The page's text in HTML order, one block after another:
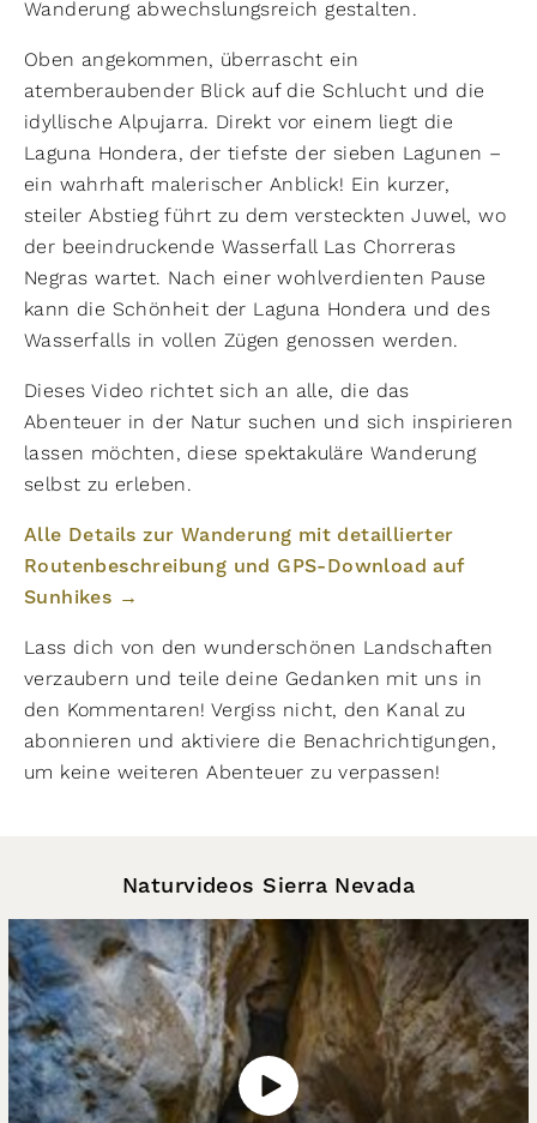
Wanderung abwechslungsreich gestalten.
Oben angekommen, überrascht ein
atemberaubender Blick auf die Schlucht und die
idyllische Alpujarra. Direkt vor einem liegt die
Laguna Hondera, der tiefste der sieben Lagunen –
ein wahrhaft malerischer Anblick! Ein kurzer,
steiler Abstieg führt zu dem versteckten Juwel, wo
der beeindruckende Wasserfall Las Chorreras
Negras wartet. Nach einer wohlverdienten Pause
kann die Schönheit der Laguna Hondera und des
Wasserfalls in vollen Zügen genossen werden.
Dieses Video richtet sich an alle, die das
Abenteuer in der Natur suchen und sich inspirieren
lassen möchten, diese spektakuläre Wanderung
selbst zu erleben.
Alle Details zur Wanderung mit detaillierter
Routenbeschreibung und GPS-Download auf
Sunhikes →
Lass dich von den wunderschönen Landschaften
verzaubern und teile deine Gedanken mit uns in
den Kommentaren! Vergiss nicht, den Kanal zu
abonnieren und aktiviere die Benachrichtigungen,
um keine weiteren Abenteuer zu verpassen!
Naturvideos Sierra Nevada